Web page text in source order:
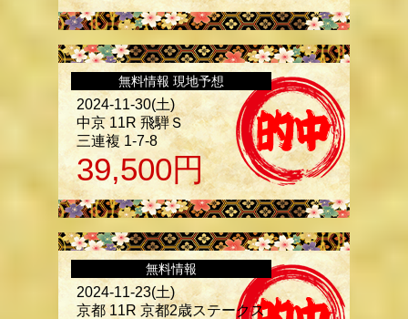
無料情報 現地予想
2024-11-30(土)
中京 11R 飛騨Ｓ
三連複 1-7-8
39,500円
無料情報
2024-11-23(土)
京都 11R 京都2歳ステークス